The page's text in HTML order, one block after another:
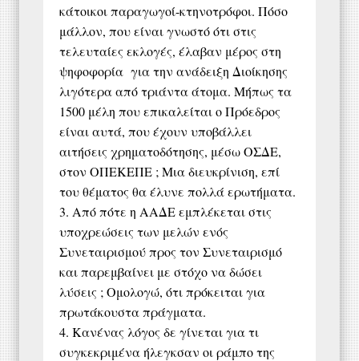
κάτοικοι παραγωγοί-κτηνοτρόφοι. Πόσο
μάλλον, που είναι γνωστό ότι στις
τελευταίες εκλογές, έλαβαν μέρος στη
ψηφοφορία για την ανάδειξη Διοίκησης
λιγότερα από τριάντα άτομα. Μήπως τα
1500 μέλη που επικαλείται ο Πρόεδρος
είναι αυτά, που έχουν υποβάλλει
αιτήσεις χρηματοδότησης, μέσω ΟΣΔΕ,
στον ΟΠΕΚΕΠΕ ; Μια διευκρίνιση, επί
του θέματος θα έλυνε πολλά ερωτήματα.
3. Από πότε η ΑΑΔΕ εμπλέκεται στις
υποχρεώσεις των μελών ενός
Συνεταιρισμού προς τον Συνεταιρισμό
και παρεμβαίνει με στόχο να δώσει
λύσεις ; Ομολογώ, ότι πρόκειται για
πρωτάκουστα πράγματα.
4. Κανένας λόγος δε γίνεται για τι
συγκεκριμένα ήλεγκσαν οι ράμπο της